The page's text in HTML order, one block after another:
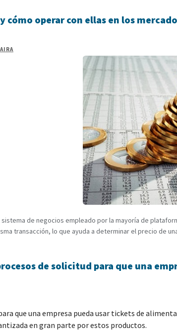
cómo operar con ellas en los
de negocios empleado por la mayoría de
transacción, lo que ayuda a determinar el precio de
de solicitud para que una
que una empresa pueda usar tickets de
en gran parte por estos productos.